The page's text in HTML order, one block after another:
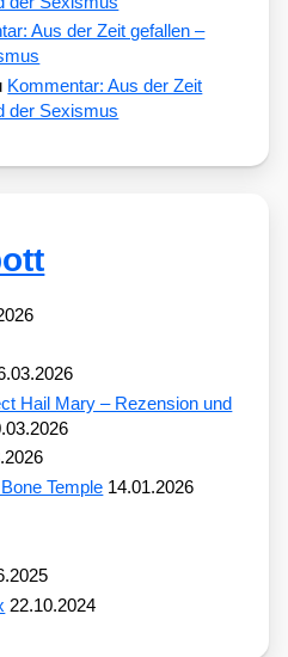
Aus der Zeit gefallen –
Kommentar: Aus der Zeit
der Sexismus
Hail Mary – Rezension und
Temple 14.01.2026
22.10.2024